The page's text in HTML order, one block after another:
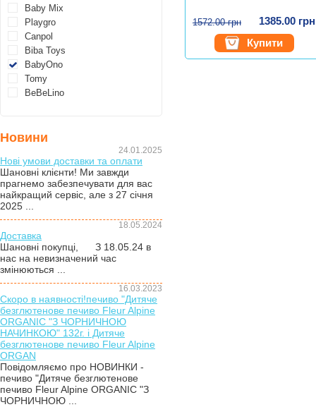
Baby Mix
Playgro
Canpol
Biba Toys
BabyOno
Tomy
BeBeLino
Новини
24.01.2025
Нові умови доставки та оплати
Шановні клієнти! Ми завжди
прагнемо забезпечувати для вас
найкращий сервіс, але з 27 січня
2025 ...
18.05.2024
Доставка
Шановні покупці, З 18.05.24 в
нас на невизначений час
змінюються ...
16.03.2023
Скоро в наявності!печиво "Дитяче
безглютенове печиво Fleur Alpine
ORGANIC "З ЧОРНИЧНОЮ
НАЧИНКОЮ" 132г. і Дитяче
безглютенове печиво Fleur Alpine
ORGAN
Повідомляємо про НОВИНКИ -
печиво "Дитяче безглютенове
печиво Fleur Alpine ORGANIC "З
ЧОРНИЧНОЮ ...
1572.00 грн
1385.00 грн
Купити